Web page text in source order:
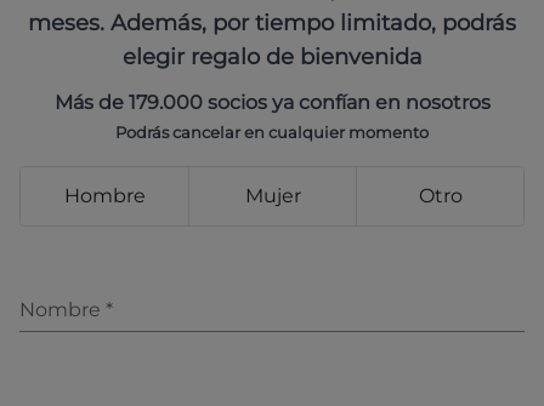
meses. Además, por tiempo limitado, podrás
elegir regalo de bienvenida
Más de 179.000 socios ya confían en nosotros
Podrás cancelar en cualquier momento
Hombre Mujer Otro
Nombre *